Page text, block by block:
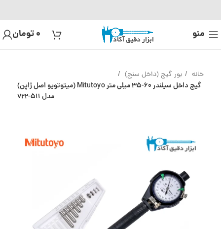
منو 0تومان
خانه بور گیج (داخل سنج)
گیج داخل سیلندر 60-35 میلی متر Mitutoyo (میتوتویو اصل ژاپن)
مدل 511-722